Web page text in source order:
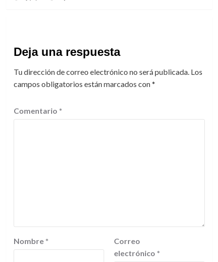
Deja una respuesta
Tu dirección de correo electrónico no será publicada. Los
campos obligatorios están marcados con*
Comentario *
Nombre *
Correo
electrónico *